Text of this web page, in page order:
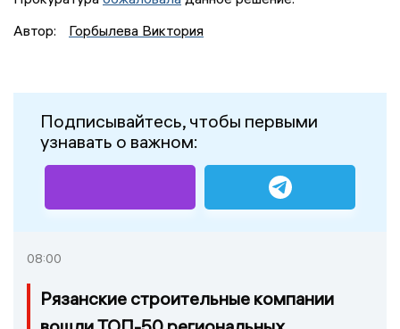
Автор:
Горбылева Виктория
Подписывайтесь, чтобы первыми
узнавать о важном:
08:00
Рязанские строительные компании